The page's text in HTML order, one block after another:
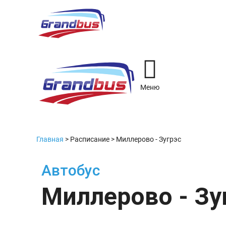
Меню
Главная > Расписание > Миллерово - Зугрэс
Автобус
Миллерово -